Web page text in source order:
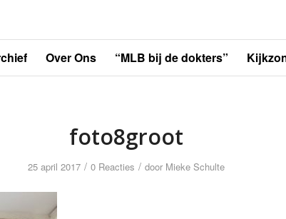
Over Ons “MLB bij de dokters”
foto8groot
25 april 2017 / 0 Reacties / door Mieke Schulte